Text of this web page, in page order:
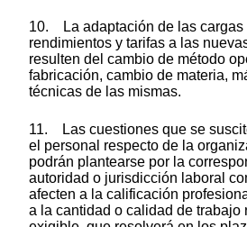
10. La adaptación de las cargas
rendimientos y tarifas a las
resulten del cambio de método
fabricación, cambio de materia,
técnicas de las mismas.
11. Las cuestiones que se
el personal respecto de la
podrán plantearse por la
autoridad o jurisdicción laboral
afecten a la calificación
a la cantidad o calidad de trabajo